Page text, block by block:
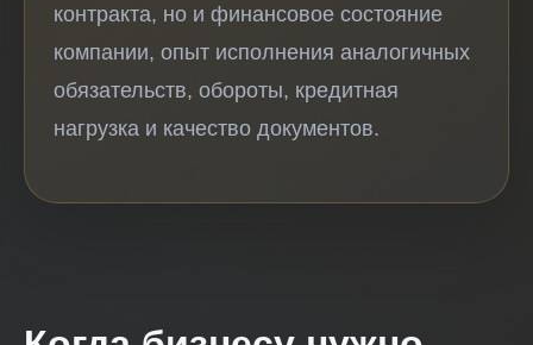
контракта, но и финансовое состояние
компании, опыт исполнения аналогичных
обязательств, обороты, кредитная
нагрузка и качество документов.